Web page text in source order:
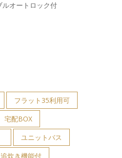
オートロック付
フラット35利用可
宅配BOX
ユニットバス
追炊き機能付